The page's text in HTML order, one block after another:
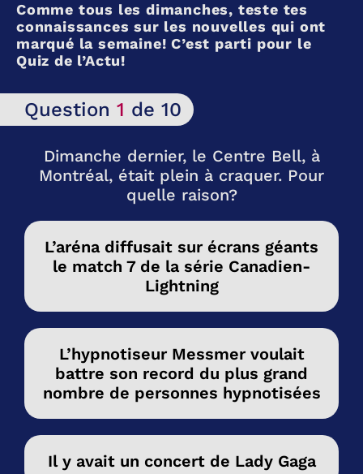
Comme tous les dimanches, teste tes
connaissances sur les nouvelles qui ont
marqué la semaine! C’est parti pour le
Quiz de l’Actu!
Question 1 de 10
Dimanche dernier, le Centre Bell, à
Montréal, était plein à craquer. Pour
quelle raison?
L’aréna diffusait sur écrans géants
le match 7 de la série Canadien-
Lightning
L’hypnotiseur Messmer voulait
battre son record du plus grand
nombre de personnes hypnotisées
Il y avait un concert de Lady Gaga